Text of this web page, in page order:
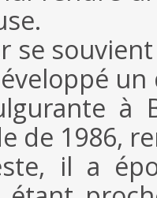
se
à
de 1986,
il a